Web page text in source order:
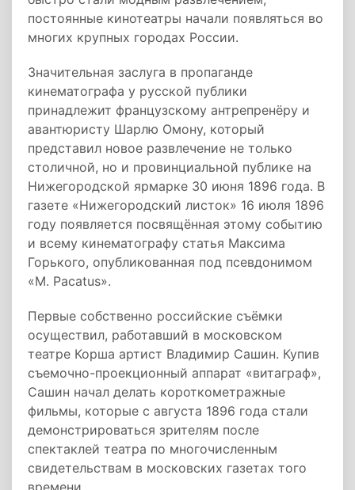
постоянные кинотеатры начали появляться во
многих крупных городах России.
Значительная заслуга в пропаганде
кинематографа у русской публики
принадлежит французскому антрепренёру и
авантюристу Шарлю Омону, который
представил новое развлечение не только
столичной, но и провинциальной публике на
Нижегородской ярмарке 30 июня 1896 года. В
газете «Нижегородский листок» 16 июля 1896
году появляется посвящённая этому событию
и всему кинематографу статья Максима
Горького, опубликованная под псевдонимом
«M. Pacatus».
Первые собственно российские съёмки
осуществил, работавший в московском
театре Корша артист Владимир Сашин. Купив
съемочно-проекционный аппарат «витаграф»,
Сашин начал делать короткометражные
фильмы, которые с августа 1896 года стали
демонстрироваться зрителям после
спектаклей театра по многочисленным
свидетельствам в московских газетах того
времени.